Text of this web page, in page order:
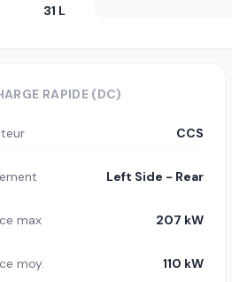
31 L
RAPIDE (DC)
CCS
Left Side - Rear
max 207 kW
moy. 110 kW